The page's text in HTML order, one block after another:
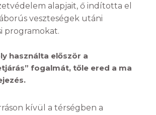
alapjait, ő indította el
veszteségek utáni
programokat.
használta először a
fogalmát, tőle ered a ma
kívül a térségben a